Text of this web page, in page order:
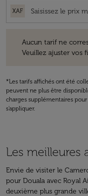
XAF
Aucun tarif ne
Veuillez ajuster vos
*Les tarifs affichés ont été
peuvent ne plus être
charges supplémentaires
s'appliquer.
Les meilleures
Envie de visiter le
pour Douala avec Royal
deuxième plus grande